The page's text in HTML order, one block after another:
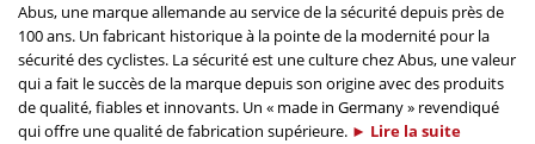
Abus, une marque allemande au service de la sécurité depuis près de
100 ans. Un fabricant historique à la pointe de la modernité pour la
sécurité des cyclistes. La sécurité est une culture chez Abus, une valeur
qui a fait le succès de la marque depuis son origine avec des produits
de qualité, fiables et innovants. Un « made in Germany » revendiqué
qui offre une qualité de fabrication supérieure. ► Lire la suite